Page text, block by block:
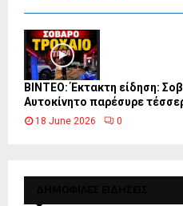
ΒΙΝΤΕΟ: Έκτακτη είδηση:
Αυτοκίνητο παρέσυρε
18 June 2026 0